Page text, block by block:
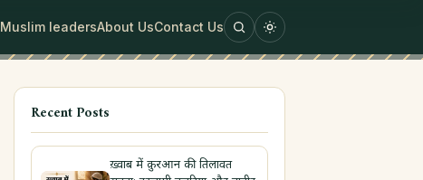
Muslim leadersAbout UsContact Us
Recent Posts
ख़्वाब में क़ुरआन की तिलावत